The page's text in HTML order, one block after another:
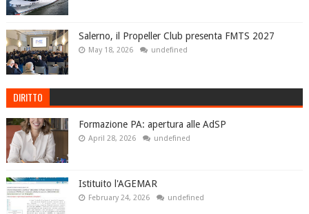
Salerno, il Propeller Club presenta FMTS 2027
May 18, 2026 undefined
DIRITTO
Formazione PA: apertura alle AdSP
April 28, 2026 undefined
Istituito l'AGEMAR
February 24, 2026 undefined